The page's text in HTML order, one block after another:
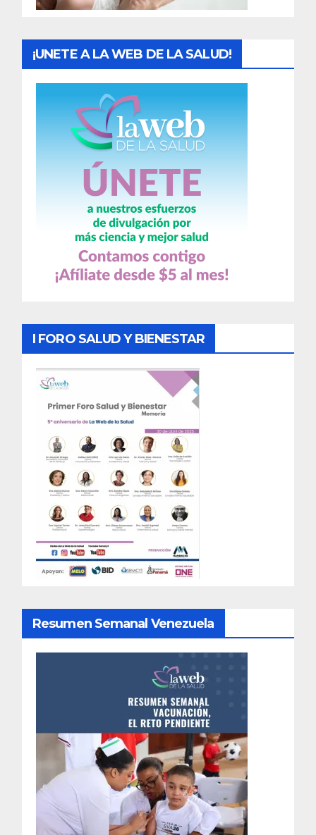
¡UNETE A LA WEB DE LA SALUD!
I FORO SALUD Y BIENESTAR
Resumen Semanal Venezuela